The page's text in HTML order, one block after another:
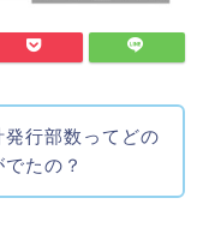
行部数ってどの
たの？